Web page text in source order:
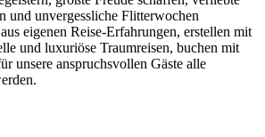
und unvergessliche Flitterwochen
eigenen Reise-Erfahrungen, erstellen mit
und luxuriöse Traumreisen, buchen mit
unsere anspruchsvollen Gäste alle